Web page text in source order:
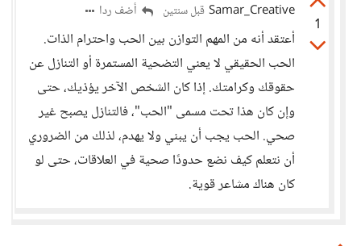
1
Samar_Creative قبل سنتين أضف ردا
أعتقد أنه من المهم التوازن بين الحب واحترام الذات.
الحب الحقيقي لا يعني التضحية المستمرة أو التنازل عن
حقوقك وكرامتك. إذا كان الشخص الآخر يؤذيك، حتى
وإن كان هذا تحت مسمى "الحب"، فالتنازل يصبح غير
صحي. الحب يجب أن يبني ولا يهدم، لذلك من الضروري
أن نتعلم كيف نضع حدودًا صحية في العلاقات، حتى لو
كان هناك مشاعر قوية.